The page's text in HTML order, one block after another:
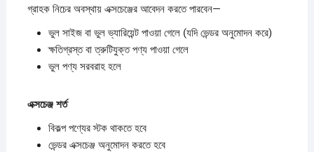
গ্রাহক নিচের অবস্থায় এক্সচেঞ্জের আবেদন করতে পারবেন—
ভুল সাইজ বা ভুল ভ্যারিয়েন্ট পাওয়া গেলে (যদি ভেন্ডর অনুমোদন করে)
ক্ষতিগ্রস্ত বা ত্রুটিযুক্ত পণ্য পাওয়া গেলে
ভুল পণ্য সরবরাহ হলে
এক্সচেঞ্জ শর্ত
বিকল্প পণ্যের স্টক থাকতে হবে
ভেন্ডর এক্সচেঞ্জ অনুমোদন করতে হবে